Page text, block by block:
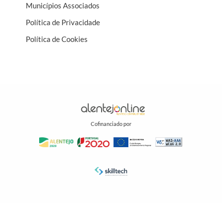
Municípios Associados
Política de Privacidade
Política de Cookies
Cofinanciado por